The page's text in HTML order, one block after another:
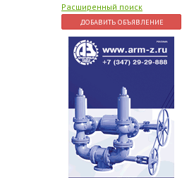
Расширенный поиск
ДОБАВИТЬ ОБЪЯВЛЕНИЕ